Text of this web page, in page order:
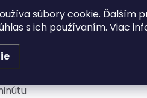
súbory cookie. Ďalším
s ich používaním. Viac
kompatibilný so
uhlovými
rýchlosť